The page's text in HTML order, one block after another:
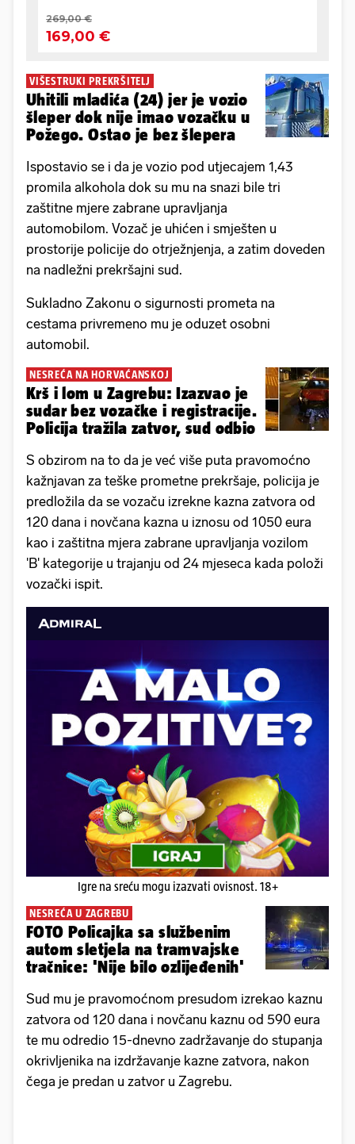
VIŠESTRUKI PREKRŠITELJ
Uhitili mladića (24) jer je vozio
šleper dok nije imao vozačku u
Požego. Ostao je bez šlepera
Ispostavio se i da je vozio pod utjecajem 1,43
promila alkohola dok su mu na snazi bile tri
zaštitne mjere zabrane upravljanja
automobilom. Vozač je uhićen i smješten u
prostorije policije do otrježnjenja, a zatim doveden
na nadležni prekršajni sud.
Sukladno Zakonu o sigurnosti prometa na
cestama privremeno mu je oduzet osobni
automobil.
NESREĆA NA HORVAĆANSKOJ
Krš i lom u Zagrebu: Izazvao je
sudar bez vozačke i registracije.
Policija tražila zatvor, sud odbio
S obzirom na to da je već više puta pravomoćno
kažnjavan za teške prometne prekršaje, policija je
predložila da se vozaču izrekne kazna zatvora od
120 dana i novčana kazna u iznosu od 1050 eura
kao i zaštitna mjera zabrane upravljanja vozilom
'B' kategorije u trajanju od 24 mjeseca kada položi
vozački ispit.
Igre na sreću mogu izazvati ovisnost. 18+
NESREĆA U ZAGREBU
FOTO Policajka sa službenim
autom sletjela na tramvajske
tračnice: 'Nije bilo ozlijeđenih'
Sud mu je pravomoćnom presudom izrekao kaznu
zatvora od 120 dana i novčanu kaznu od 590 eura
te mu odredio 15-dnevno zadržavanje do stupanja
okrivljenika na izdržavanje kazne zatvora, nakon
čega je predan u zatvor u Zagrebu.